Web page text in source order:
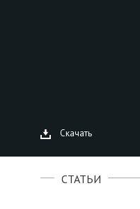
Скачать
СТАТЬИ